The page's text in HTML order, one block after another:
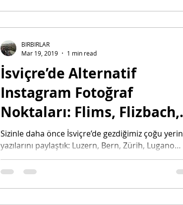
İsviçre’de Alternatif
Instagram Fotoğraf
Noktaları: Flims, Flizbach,
Lauterbrunnen ve
Appenzell
Sizinle daha önce İsviçre’de gezdiğimiz çoğu yerin
yazılarını paylaştık: Luzern, Bern, Zürih, Lugano…
Hatta pahalılığıyla ün salmış bu...
BIRBIRLAR
Mar 19, 2019
1 min read